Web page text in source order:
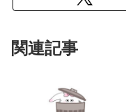
関連記事